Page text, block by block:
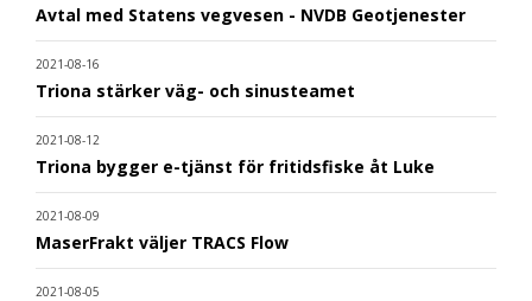
Avtal med Statens vegvesen - NVDB Geotjenester
2021-08-16
Triona stärker väg- och sinusteamet
2021-08-12
Triona bygger e-tjänst för fritidsfiske åt Luke
2021-08-09
MaserFrakt väljer TRACS Flow
2021-08-05